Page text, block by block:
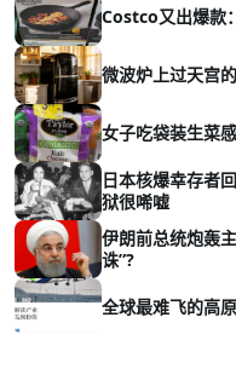
Costco又出爆款
微波炉上过天宫
女子吃袋装生菜
日本核爆幸存者
狱很唏嘘
伊朗前总统炮轰
诛”?
全球最难飞的高